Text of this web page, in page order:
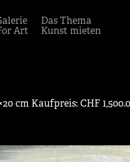
Art
Das Thema
Kunst mieten
cm Kaufpreis: CHF